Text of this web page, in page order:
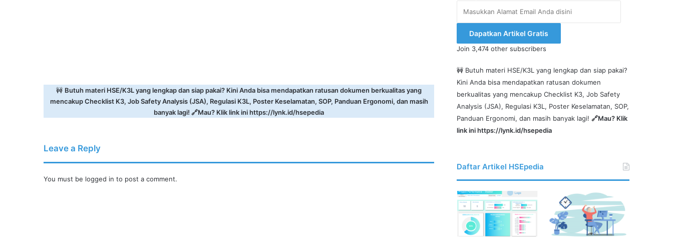
🚧 Butuh materi HSE/K3L yang lengkap dan siap pakai? Kini Anda bisa mendapatkan ratusan dokumen berkualitas yang
mencakup Checklist K3, Job Safety Analysis (JSA), Regulasi K3L, Poster Keselamatan, SOP, Panduan Ergonomi, dan masih
banyak lagi! 🔗Mau? Klik link inihttps://lynk.id/hsepedia
Leave a Reply
You must be logged in to post a comment.
Alamat
Anda
disini
Dapatkan Artikel Gratis
Join 3,474 other subscribers
🚧 Butuh materi HSE/K3L yang lengkap dan siap pakai?
Kini Anda bisa mendapatkan ratusan dokumen
berkualitas yang mencakup Checklist K3, Job Safety
Analysis (JSA), Regulasi K3L, Poster Keselamatan, SOP,
Panduan Ergonomi, dan masih banyak lagi!🔗Mau? Klik
link inihttps://lynk.id/hsepedia
Daftar Artikel HSEpedia